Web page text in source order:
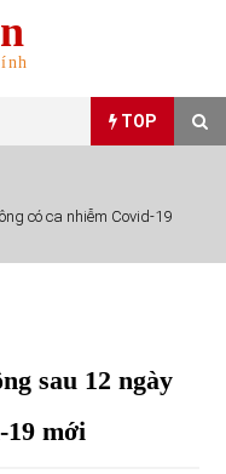
TOP
nhập khẩu nhiều nhất tháng
có ca nhiễm Covid-19
sau 12 ngày
19 mới